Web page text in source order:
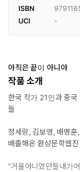
ISBN
UCI
-
아직은 끝이 아니야
작품 소개
한국 작가 21인과 중
들
정세랑, 김보영, 배명
배출해온 환상문학웹
“거울아니었던들내가